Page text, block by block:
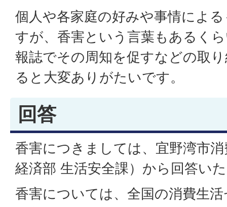
個人や各家庭の好みや事情によ
すが、香害という言葉もあるく
報誌でその周知を促すなどの取
ると大変ありがたいです。
回答
香害につきましては、宜野湾市
経済部 生活安全課）から回答い
香害については、全国の消費生